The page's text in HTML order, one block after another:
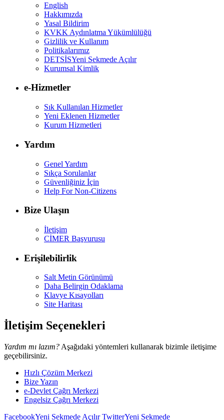
English
Hakkımızda
Yasal Bildirim
KVKK Aydınlatma Yükümlülüğü
Gizlilik ve Kullanım
Politikalarımız
DETSİSYeni Sekmede Açılır
Kurumsal Kimlik
e-Hizmetler
Sık Kullanılan Hizmetler
Yeni Eklenen Hizmetler
Kurum Hizmetleri
Yardım
Genel Yardım
Sıkça Sorulanlar
Güvenliğiniz İçin
Help For Non-Citizens
Bize Ulaşın
İletişim
CİMER Başvurusu
Erişilebilirlik
Salt Metin Görünümü
Daha Belirgin Odaklama
Klavye Kısayolları
Site Haritası
İletişim Seçenekleri
Yardım mı lazım? Aşağıdaki yöntemleri kullanarak bizimle iletişime
geçebilirsiniz.
Hızlı Çözüm Merkezi
Bize Yazın
e-Devlet Çağrı Merkezi
Engelsiz Çağrı Merkezi
FacebookYeni Sekmede AçılırTwitterYeni Sekmede